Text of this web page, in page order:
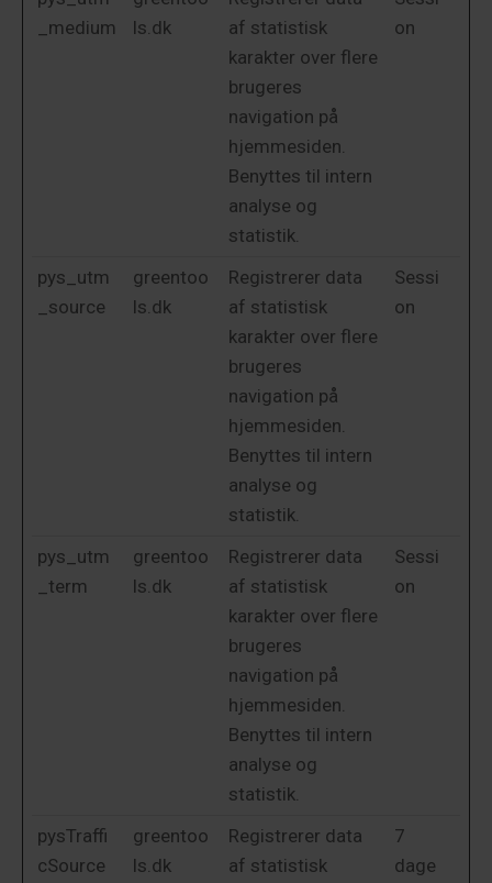
_medium
ls.dk
af statistisk
karakter over flere
brugeres
navigation på
hjemmesiden.
Benyttes til intern
analyse og
statistik.
on
pys_utm
_source
greentoo
ls.dk
Registrerer data
af statistisk
karakter over flere
brugeres
navigation på
hjemmesiden.
Benyttes til intern
analyse og
statistik.
Sessi
on
pys_utm
_term
greentoo
ls.dk
Registrerer data
af statistisk
karakter over flere
brugeres
navigation på
hjemmesiden.
Benyttes til intern
analyse og
statistik.
Sessi
on
pysTraffi
cSource
greentoo
ls.dk
Registrerer data
af statistisk
7
dage